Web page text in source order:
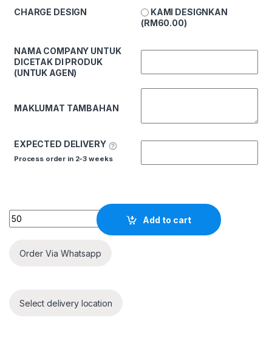
CHARGE DESIGN
KAMI DESIGNKAN
(RM60.00)
NAMA COMPANY UNTUK
DICETAK DI PRODUK
(UNTUK AGEN)
MAKLUMAT TAMBAHAN
EXPECTED DELIVERY
Process order in 2-3 weeks
Quantity
Add to cart
Order Via Whatsapp
Select delivery location